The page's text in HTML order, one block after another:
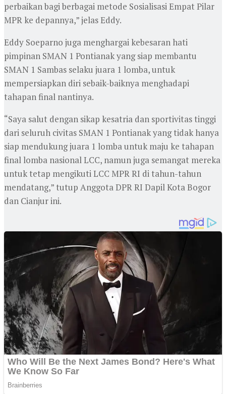
perbaikan bagi berbagai metode Sosialisasi Empat Pilar
MPR ke depannya,” jelas Eddy.
Eddy Soeparno juga menghargai kebesaran hati
pimpinan SMAN 1 Pontianak yang siap membantu
SMAN 1 Sambas selaku juara 1 lomba, untuk
mempersiapkan diri sebaik-baiknya menghadapi
tahapan final nantinya.
“Saya salut dengan sikap kesatria dan sportivitas tinggi
dari seluruh civitas SMAN 1 Pontianak yang tidak hanya
siap mendukung juara 1 lomba untuk maju ke tahapan
final lomba nasional LCC, namun juga semangat mereka
untuk tetap mengikuti LCC MPR RI di tahun-tahun
mendatang,” tutup Anggota DPR RI Dapil Kota Bogor
dan Cianjur ini.